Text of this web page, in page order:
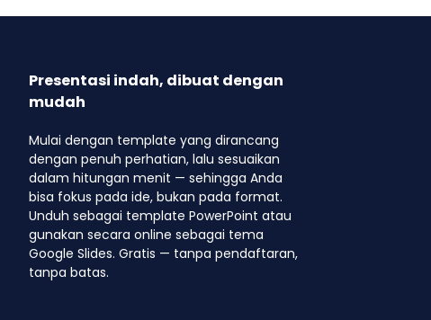
Presentasi indah, dibuat dengan
mudah
Mulai dengan template yang dirancang
dengan penuh perhatian, lalu sesuaikan
dalam hitungan menit — sehingga Anda
bisa fokus pada ide, bukan pada format.
Unduh sebagai template PowerPoint atau
gunakan secara online sebagai tema
Google Slides. Gratis — tanpa pendaftaran,
tanpa batas.